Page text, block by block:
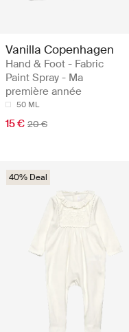
Vanilla Copenhagen
Hand & Foot - Fabric
Paint Spray - Ma
première année
50 ML
15 € 20 €
40% Deal